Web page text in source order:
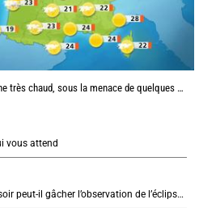
chaud, sous la menace de quelques orages
vous attend
Eclipse J-4 : le brouillard côtier du soir peut-il gâcher l’observation de l’éclipse à la plage ?